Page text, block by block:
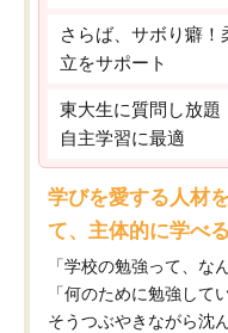
さらば、サボり癖
立をサポート
東大生に質問し放題
自主学習に最適
学びを愛する人材
て、主体的に学べ
「学校の勉強って、な
「何のために勉強して
そうつぶやきながら沈